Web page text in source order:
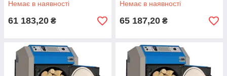
Немає в наявності
61 183,20 ₴
Немає в наявності
65 187,20 ₴